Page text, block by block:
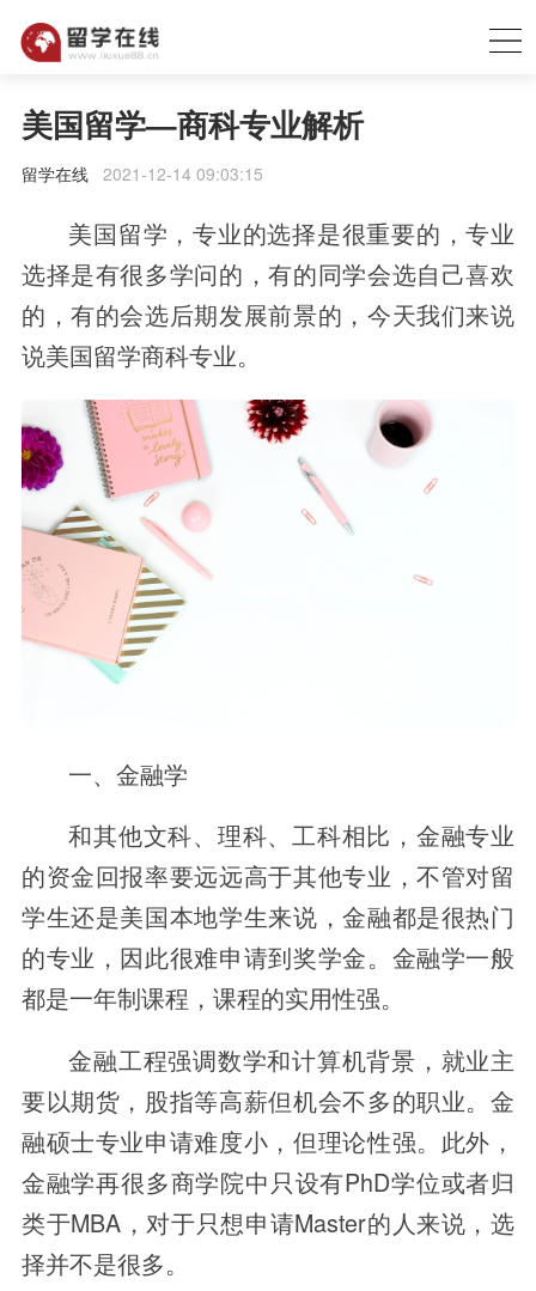
美国留学—商科专业解析
留学在线2021-12-14 09:03:15
美国留学，专业的选择是很重要的，专业
选择是有很多学问的，有的同学会选自己喜欢
的，有的会选后期发展前景的，今天我们来说
说美国留学商科专业。
一、金融学
和其他文科、理科、工科相比，金融专业
的资金回报率要远远高于其他专业，不管对留
学生还是美国本地学生来说，金融都是很热门
的专业，因此很难申请到奖学金。金融学一般
都是一年制课程，课程的实用性强。
金融工程强调数学和计算机背景，就业主
要以期货，股指等高薪但机会不多的职业。金
融硕士专业申请难度小，但理论性强。此外，
金融学再很多商学院中只设有PhD学位或者归
类于MBA，对于只想申请Master的人来说，选
择并不是很多。